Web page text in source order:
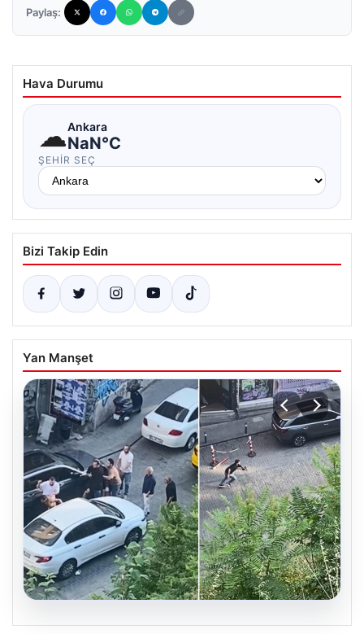
Paylaş:
Hava Durumu
☁Ankara
NaN°C
ŞEHIR SEÇ
Bizi Takip Edin
Yan Manşet
05.08.2026